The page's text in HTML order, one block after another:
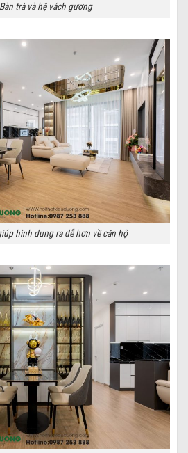
trà và hệ vách gương
hình dung ra dễ hơn về căn hộ